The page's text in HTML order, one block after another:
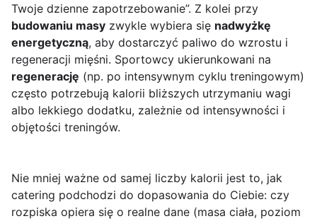
Twoje dzienne zapotrzebowanie”. Z kolei przy
budowaniu masy zwykle wybiera się nadwyżkę
energetyczną, aby dostarczyć paliwo do wzrostu i
regeneracji mięśni. Sportowcy ukierunkowani na
regenerację (np. po intensywnym cyklu treningowym)
często potrzebują kalorii bliższych utrzymaniu wagi
albo lekkiego dodatku, zależnie od intensywności i
objętości treningów.
Nie mniej ważne od samej liczby kalorii jest to, jak
catering podchodzi do dopasowania do Ciebie: czy
rozpiska opiera się o realne dane (masa ciała, poziom